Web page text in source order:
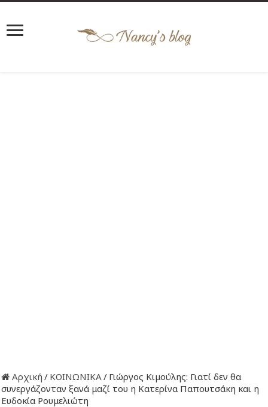
Αρχική / ΚΟΙΝΩΝΙΚΑ/ Γιώργος Κιμούλης: Γιατί δεν θα
συνεργάζονταν ξανά μαζί του η Κατερίνα Παπουτσάκη και η
Ευδοκία Ρουμελιώτη